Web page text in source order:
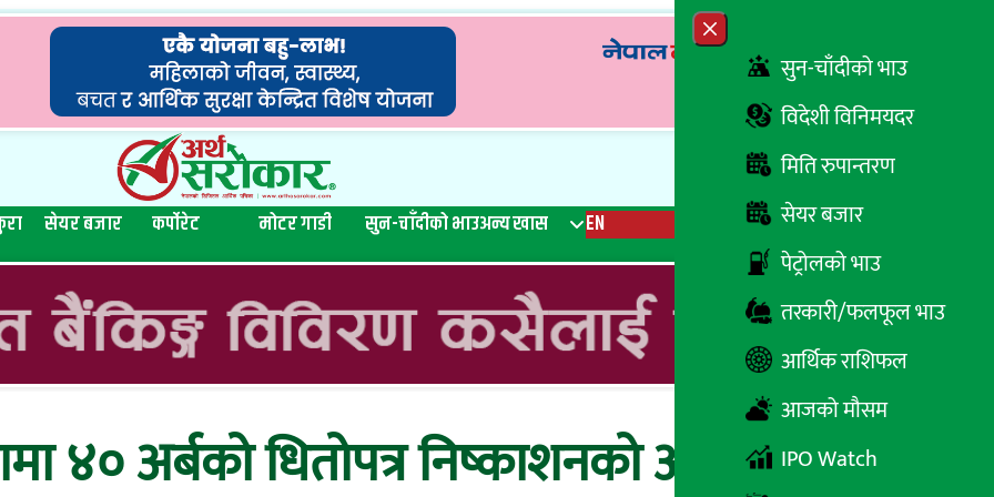
Close menu
सुन-चाँदीको भाउ
विदेशी विनिमयदर
मिति रुपान्तरण
सेयर बजार
पेट्रोलको भाउ
तरकारी/फलफूल भाउ
आर्थिक राशिफल
आजको मौसम
IPO Watch
सेयर बजार कर्पोरेट मोटर गाडी सुन-चाँदीको भाउअन्य खास EN रेडियो
४० अर्बको धितोपत्र निष्काशनको अनुमति